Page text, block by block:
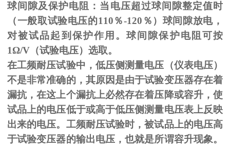
球间隙及保护电阻：当电压超过球间隙整定值时
（一般取试验电压的110％-120 ％）球间隙放电，
对被试品起到保护作用。球间隙保护电阻可按
1Ω/V（试验电压）选取。
在工频耐压试验中，低压侧测量电压（仪表电压）
不是非常准确的，其原因是由于试验变压器存在着
漏抗，在这上个漏抗上必然存在着压降或容升，使
试品上的电压低于或高于低压侧测量电压表上反映
出来的电压。工频耐压试验时，被试品上的电压高
于试验变压器的输出电压，也就是所谓容升现象。